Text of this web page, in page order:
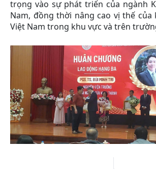
trọng vào sự phát triển của ngành
Nam, đồng thời nâng cao vị thế của
Việt Nam trong khu vực và trên